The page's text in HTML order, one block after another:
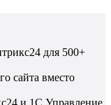
для 500+
сайта вместо